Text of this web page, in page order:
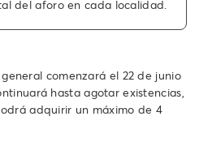
del aforo en cada localidad.
comenzará el 22 de junio
hasta agotar existencias,
adquirir un máximo de 4